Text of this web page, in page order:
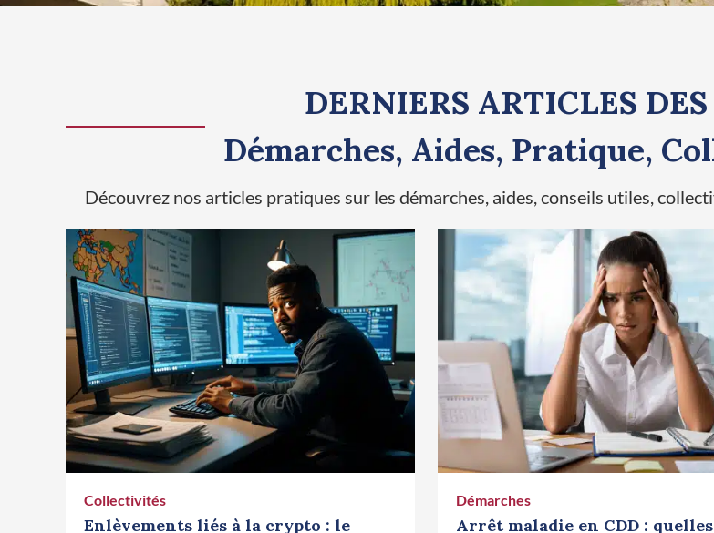
DERNIERS ARTICLES
Démarches, Aides, Pratique,
Découvrez nos articles pratiques sur les démarches, aides, conseils utiles,
Collectivités
Enlèvements liés à la crypto : le
Démarches
Arrêt maladie en CDD : quelles